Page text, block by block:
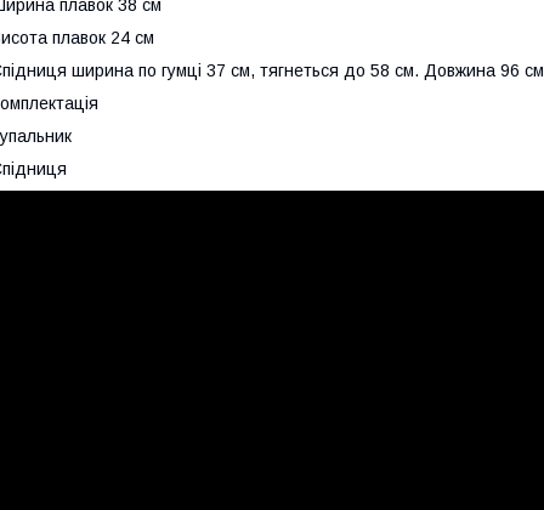
плавок 38 см
плавок 24 см
ширина по гумці 37 см, тягнеться до 58 см. Довжина 96